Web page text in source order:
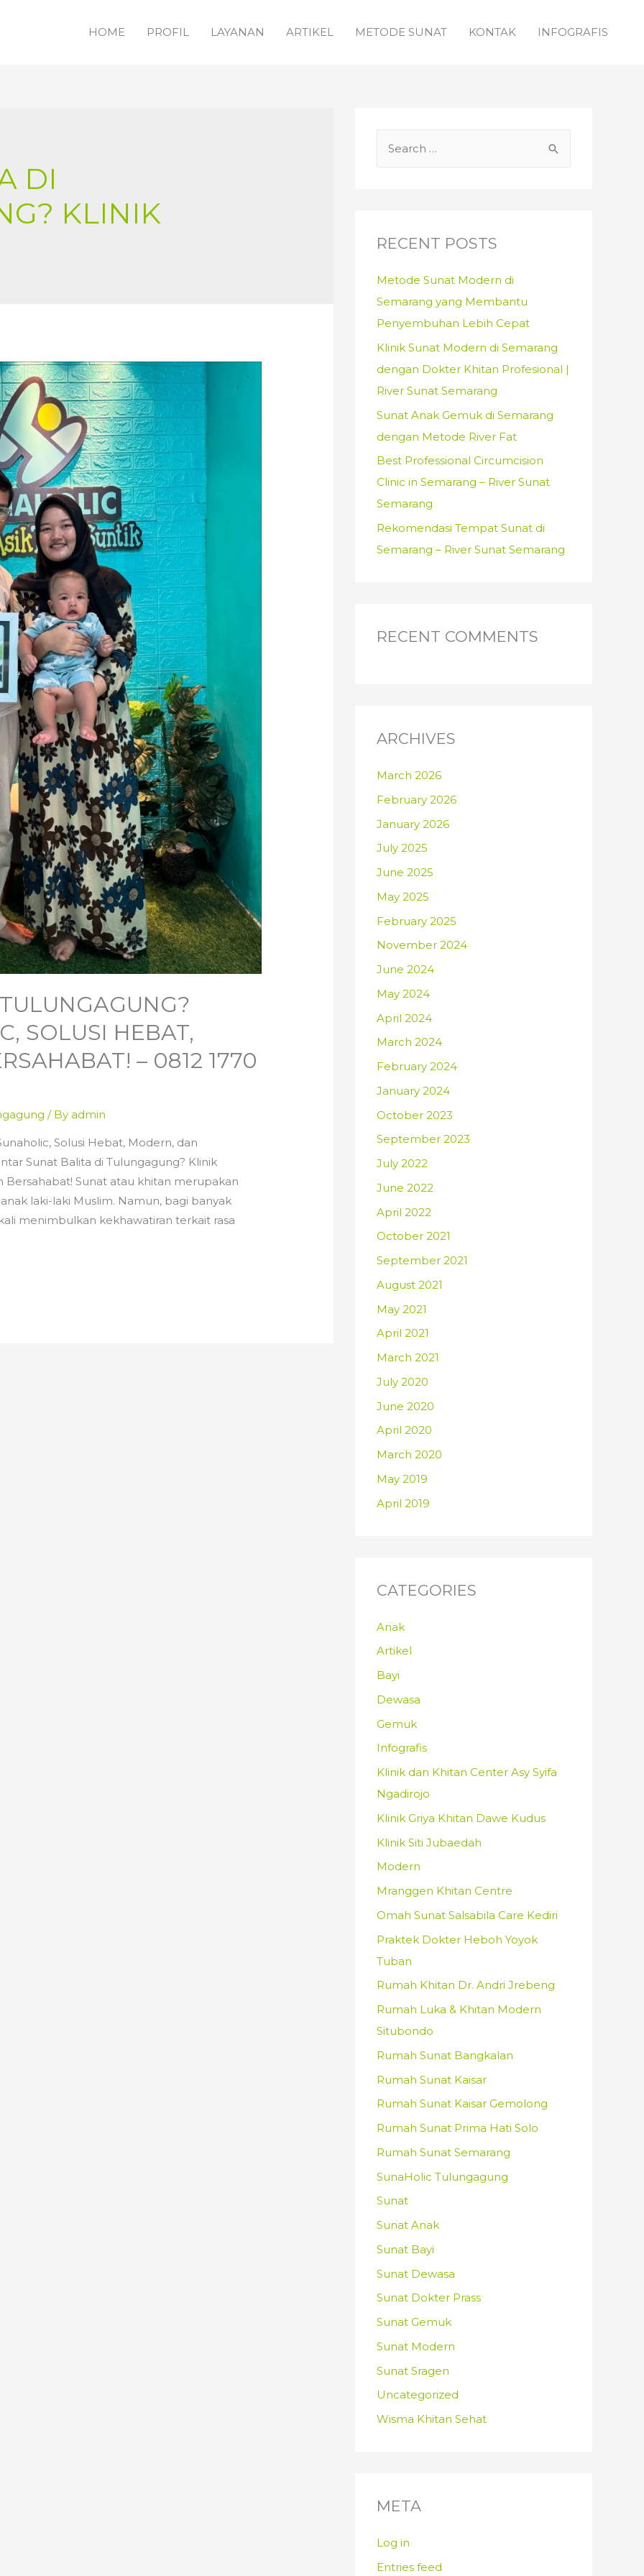
HOME PROFIL LAYANAN ARTIKEL METODE SUNAT KONTAK INFOGRAFIS
DI
KLINIK
SOLUSI HEBAT,
– 0812 1770
/ Byadmin
Solusi Hebat, Modern, dan
Sunat Balita di Tulungagung? Klinik
Bersahabat! Sunat atau khitan merupakan
laki-laki Muslim. Namun, bagi banyak
menimbulkan kekhawatiran terkait rasa
h
RECENT POSTS
Metode Sunat Modern di
Semarang yang Membantu
Penyembuhan Lebih Cepat
Klinik Sunat Modern di Semarang
dengan Dokter Khitan Profesional |
River Sunat Semarang
Sunat Anak Gemuk di Semarang
dengan Metode River Fat
Best Professional Circumcision
Clinic in Semarang – River Sunat
Semarang
Rekomendasi Tempat Sunat di
Semarang – River Sunat Semarang
RECENT COMMENTS
ARCHIVES
March 2026
February 2026
January 2026
July 2025
June 2025
May 2025
February 2025
November 2024
June 2024
May 2024
April 2024
March 2024
February 2024
January 2024
October 2023
September 2023
July 2022
June 2022
April 2022
October 2021
September 2021
August 2021
May 2021
April 2021
March 2021
July 2020
June 2020
April 2020
March 2020
May 2019
April 2019
CATEGORIES
Anak
Artikel
Bayi
Dewasa
Gemuk
Infografis
Klinik dan Khitan Center Asy Syifa
Ngadirojo
Klinik Griya Khitan Dawe Kudus
Klinik Siti Jubaedah
Modern
Mranggen Khitan Centre
Omah Sunat Salsabila Care Kediri
Praktek Dokter Heboh Yoyok
Tuban
Rumah Khitan Dr. Andri Jrebeng
Rumah Luka & Khitan Modern
Situbondo
Rumah Sunat Bangkalan
Rumah Sunat Kaisar
Rumah Sunat Kaisar Gemolong
Rumah Sunat Prima Hati Solo
Rumah Sunat Semarang
SunaHolic Tulungagung
Sunat
Sunat Anak
Sunat Bayi
Sunat Dewasa
Sunat Dokter Prass
Sunat Gemuk
Sunat Modern
Sunat Sragen
Uncategorized
Wisma Khitan Sehat
META
Log in
Entries feed